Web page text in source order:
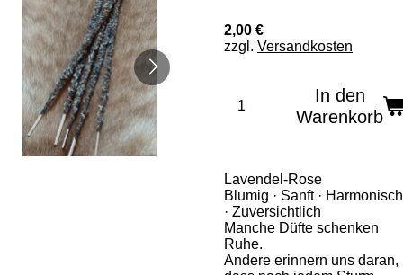
2,00 €
zzgl. Versandkosten
In den
Warenkorb
Lavendel-Rose
Blumig · Sanft · Harmonisch
· Zuversichtlich
Manche Düfte schenken
Ruhe.
Andere erinnern uns daran,